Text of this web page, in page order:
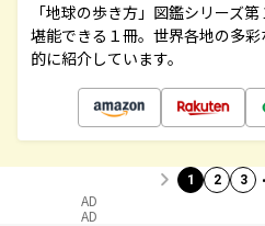
「地球の歩き方」図鑑シリーズ
堪能できる１冊。世界各地の多
的に紹介しています。
1 2 3
AD
AD